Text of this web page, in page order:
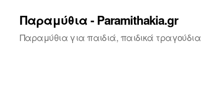
Παραμύθια - Paramithakia.gr
Παραμύθια για παιδιά, παιδικά τραγούδια